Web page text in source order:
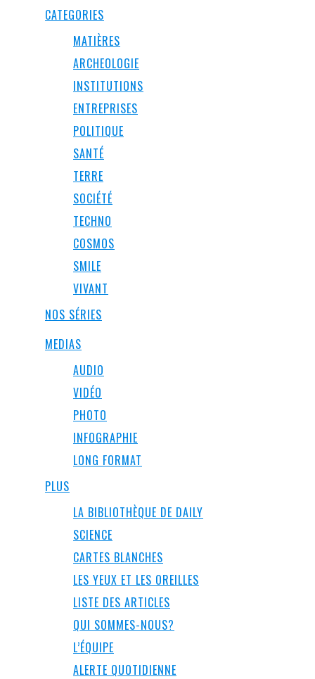
CATEGORIES
MATIÈRES
ARCHEOLOGIE
INSTITUTIONS
ENTREPRISES
POLITIQUE
SANTÉ
TERRE
SOCIÉTÉ
TECHNO
COSMOS
SMILE
VIVANT
NOS SÉRIES
MEDIAS
AUDIO
VIDÉO
PHOTO
INFOGRAPHIE
LONG FORMAT
PLUS
LA BIBLIOTHÈQUE DE DAILY
SCIENCE
CARTES BLANCHES
LES YEUX ET LES OREILLES
LISTE DES ARTICLES
QUI SOMMES-NOUS?
L’ÉQUIPE
ALERTE QUOTIDIENNE